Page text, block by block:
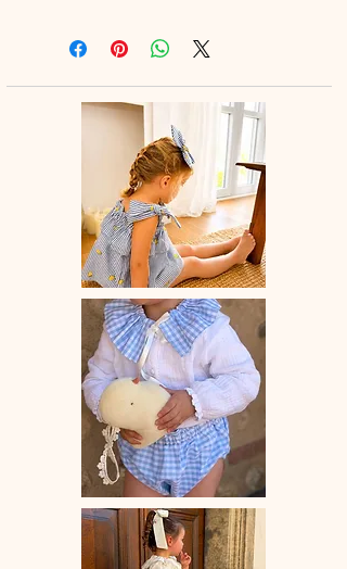
♡ Petit Bloomer entièrement réalisé à
♡ Le délai de fabrication est de 7 à
28 jours ouvrés selon les commandes
♡ Lavage à la main ou en machine
30° max, couleurs similaires, cycle
délicat. Ne pas utilser de sèche-linge.